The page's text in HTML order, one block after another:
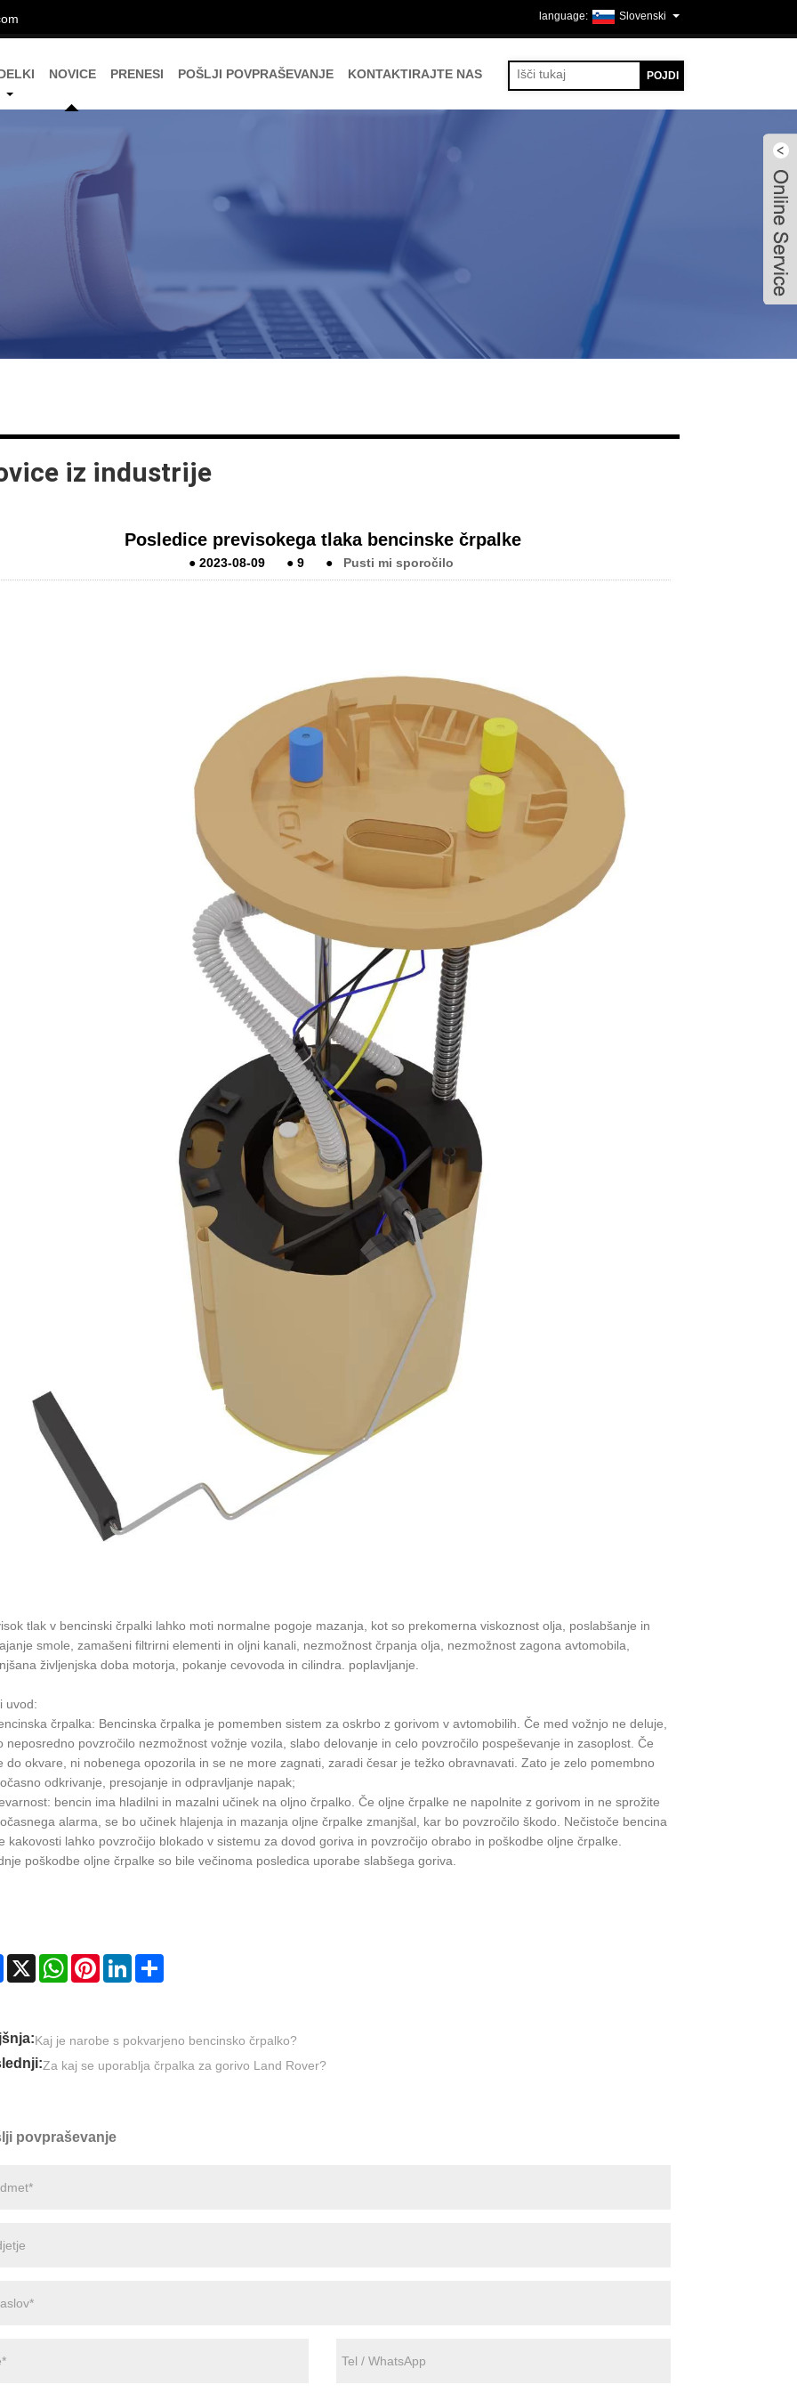
Slovenski
NOVICE PRENESI POŠLJI POVPRAŠEVANJE KONTAKTIRAJTE NAS
iz industrije
Posledice previsokega tlaka bencinske črpalke
● 2023-08-09 ● 9 ● Pusti mi sporočilo
tlak v bencinski črpalki lahko moti normalne pogoje mazanja, kot so prekomerna viskoznost olja, poslabšanje in
smole, zamašeni filtrirni elementi in oljni kanali, nezmožnost črpanja olja, nezmožnost zagona avtomobila,
življenjska doba motorja, pokanje cevovoda in cilindra. poplavljanje.
uvod:
črpalka: Bencinska črpalka je pomemben sistem za oskrbo z gorivom v avtomobilih. Če med vožnjo ne deluje,
neposredno povzročilo nezmožnost vožnje vozila, slabo delovanje in celo povzročilo pospeševanje in zasoplost. Če
do okvare, ni nobenega opozorila in se ne more zagnati, zaradi česar je težko obravnavati. Zato je zelo pomembno
odkrivanje, presojanje in odpravljanje napak;
bencin ima hladilni in mazalni učinek na oljno črpalko. Če oljne črpalke ne napolnite z gorivom in ne sprožite
alarma, se bo učinek hlajenja in mazanja oljne črpalke zmanjšal, kar bo povzročilo škodo. Nečistoče bencina
kakovosti lahko povzročijo blokado v sistemu za dovod goriva in povzročijo obrabo in poškodbe oljne črpalke.
poškodbe oljne črpalke so bile večinoma posledica uporabe slabšega goriva.
Facebook
X WhatsAppPinterestLinkedInShare
Kaj je narobe s pokvarjeno bencinsko črpalko?
Za kaj se uporablja črpalka za gorivo Land Rover?
povpraševanje